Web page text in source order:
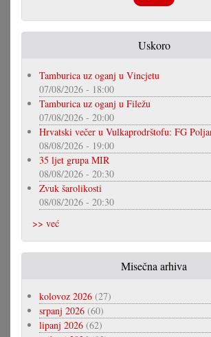
Uskoro
Tamburica uz oganj u Vincjetu
07/08/2026 - 18:00
Tamburica uz oganj u Filežu
07/08/2026 - 20:00
Hrvatski večer u Vulkaprodrštofu: FG
08/08/2026 - 19:00
35 ljet grupa MIR
08/08/2026 - 20:30
Zvuk šarolikosti
08/08/2026 - 20:30
>> već
Misečna arhiva
kolovoz 2026 (27)
srpanj 2026 (60)
lipanj 2026 (62)